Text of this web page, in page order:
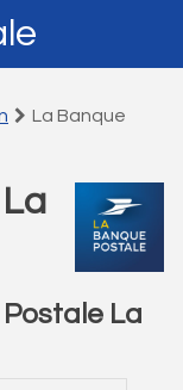
La Banque
La